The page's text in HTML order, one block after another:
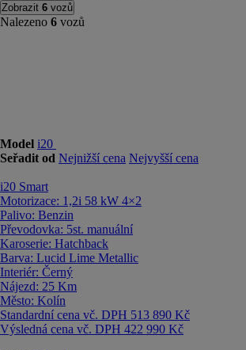
Zobrazit 6 vozů
Nalezeno 6 vozů
Model i20
Seřadit od Nejnižší cena Nejvyšší cena
i20 Smart
Motorizace: 1,2i 58 kW 4×2
Palivo: Benzin
Převodovka: 5st. manuální
Karoserie: Hatchback
Barva: Lucid Lime Metallic
Interiér: Černý
Nájezd: 25 Km
Město: Kolín
Standardní cena vč. DPH 513 890 Kč
Výsledná cena vč. DPH 422 990 Kč